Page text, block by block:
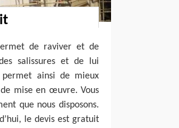
de raviver et de
salissures et de lui
permet ainsi de mieux
mise en œuvre. Vous
que nous disposons.
le devis est gratuit